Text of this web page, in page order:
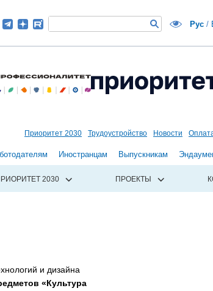
Рус /
Приоритет 2030 Трудоустройство Новости
Иностранцам Выпускникам
2030 ПРОЕКТЫ
и дизайна
«Культура